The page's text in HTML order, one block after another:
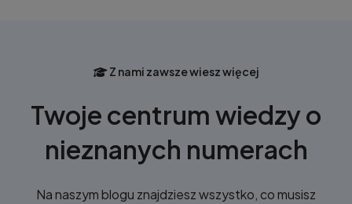
Z nami zawsze wiesz więcej
Twoje centrum wiedzy o
nieznanych numerach
Na naszym blogu znajdziesz wszystko, co musisz